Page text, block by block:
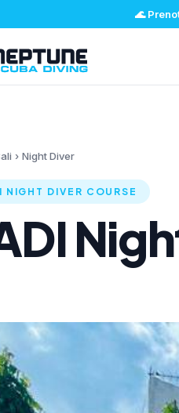
🌊
› Night Diver
NIGHT DIVER COURSE